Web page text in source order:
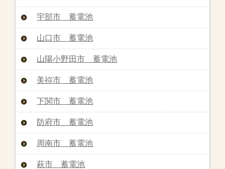
宇部市 蓄電池
山口市 蓄電池
山陽小野田市 蓄電池
美祢市 蓄電池
下関市 蓄電池
防府市 蓄電池
周南市 蓄電池
萩市 蓄電池